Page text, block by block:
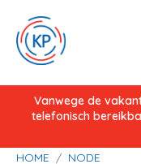
OverslaanVanwege de
telefonisch
HOME
NODE